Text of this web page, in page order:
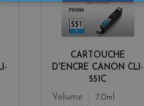
CARTOUCHE
D'ENCRE CANON CLI-
551C
Color
a
Volume
7.0ml